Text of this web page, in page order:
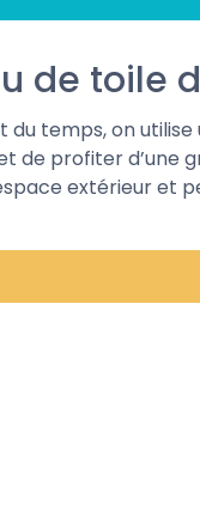
de toile
du temps, on utilise
de profiter d’une
extérieur et